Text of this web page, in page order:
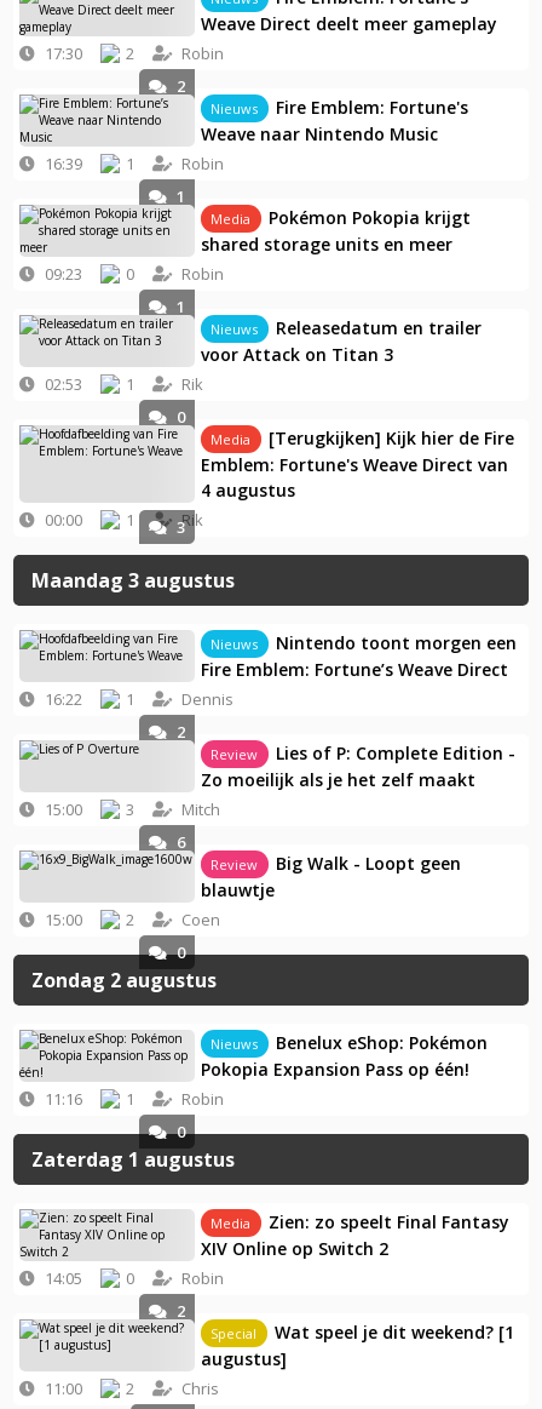
2
Weave Direct deelt meer gameplay
17:30 2 Robin
1
Nieuws
Fire Emblem: Fortune's
Weave naar Nintendo Music
16:39 1 Robin
1
Media
Pokémon Pokopia krijgt
shared storage units en meer
09:23 0 Robin
0
Nieuws
Releasedatum en trailer
voor Attack on Titan 3
02:53 1 Rik
3
Media
[Terugkijken] Kijk hier de Fire
Emblem: Fortune's Weave Direct van
4 augustus
00:00 1 Rik
Maandag 3 augustus
2
Nieuws
Nintendo toont morgen een
Fire Emblem: Fortune’s Weave Direct
16:22 1 Dennis
6
Review
Lies of P: Complete Edition -
Zo moeilijk als je het zelf maakt
15:00 3 Mitch
0
Review
Big Walk - Loopt geen
blauwtje
15:00 2 Coen
Zondag 2 augustus
0
Nieuws
Benelux eShop: Pokémon
Pokopia Expansion Pass op één!
11:16 1 Robin
Zaterdag 1 augustus
2
Media
Zien: zo speelt Final Fantasy
XIV Online op Switch 2
14:05 0 Robin
Special
Wat speel je dit weekend? [1
augustus]
11:00 2 Chris